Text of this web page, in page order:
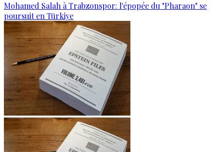
Mohamed Salah à Trabzonspor: l'épopée du "Pharaon" se
poursuit en Türkiye